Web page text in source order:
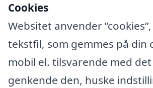
Cookies
Websitet anvender
tekstfil, som gemmes på din
mobil el. tilsvarende med
genkende den, huske